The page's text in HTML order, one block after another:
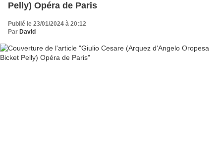
Pelly) Opéra de Paris
Publié le 23/01/2024 à 20:12
Par David